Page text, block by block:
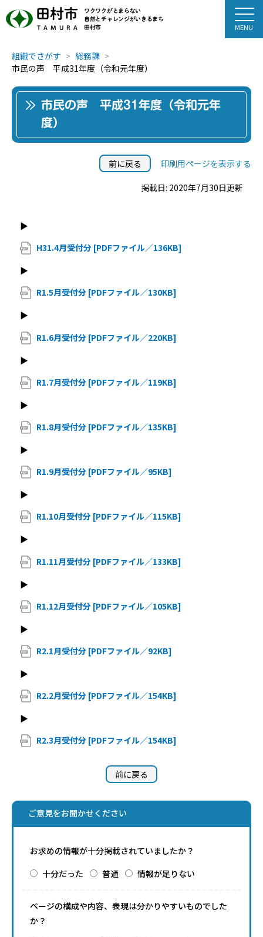
田村市
TAMURA
ワクワクがとまらない
自然とチャレンジがいきるまち
田村市
組織でさがす
総務課
市民の声 平成31年度（令和元年度）
市民の声 平成31年度（令和元年
度）
前に戻る 印刷用ページを表示する
掲載日: 2020年7月30日更新
▶
H31.4月受付分 [PDFファイル／136KB]
▶
R1.5月受付分 [PDFファイル／130KB]
▶
R1.6月受付分 [PDFファイル／220KB]
▶
R1.7月受付分 [PDFファイル／119KB]
▶
R1.8月受付分 [PDFファイル／135KB]
▶
R1.9月受付分 [PDFファイル／95KB]
▶
R1.10月受付分 [PDFファイル／115KB]
▶
R1.11月受付分 [PDFファイル／133KB]
▶
R1.12月受付分 [PDFファイル／105KB]
▶
R2.1月受付分 [PDFファイル／92KB]
▶
R2.2月受付分 [PDFファイル／154KB]
▶
R2.3月受付分 [PDFファイル／154KB]
前に戻る
ご意見をお聞かせください
お求めの情報が十分掲載されていましたか？
十分だった
普通 情報が足りない
ページの構成や内容、表現は分かりやすいものでした
か？